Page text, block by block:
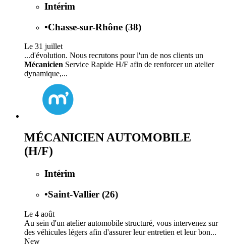
Intérim
•Chasse-sur-Rhône (38)
Le 31 juillet
...d'évolution. Nous recrutons pour l'un de nos clients un
Mécanicien Service Rapide H/F afin de renforcer un atelier
dynamique,...
MÉCANICIEN AUTOMOBILE
(H/F)
Intérim
•Saint-Vallier (26)
Le 4 août
Au sein d'un atelier automobile structuré, vous intervenez sur
des véhicules légers afin d'assurer leur entretien et leur bon...
New